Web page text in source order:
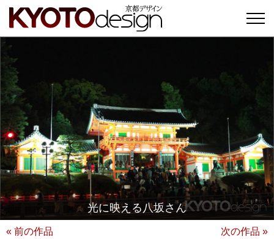
光に映える八坂さん
« 前の作品 次の作品 »